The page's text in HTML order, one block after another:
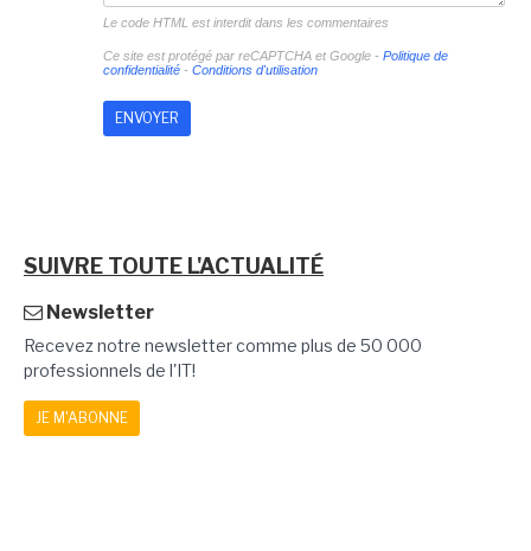
Le code HTML est interdit dans les commentaires
Ce site est protégé par reCAPTCHA et Google - Politique de
confidentialité- Conditions d'utilisation
SUIVRE TOUTE L'ACTUALITÉ
Newsletter
Recevez notre newsletter comme plus de 50 000
professionnels de l'IT!
JE M'ABONNE